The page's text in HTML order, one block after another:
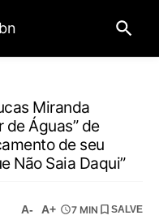
Miranda
de Águas” de
de seu
Não Saia Daqui”
A- A+ 7 MIN SALVE